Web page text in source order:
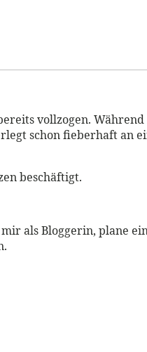
vollzogen.
schon fieberhaft an
beschäftigt.
als Bloggerin, plane